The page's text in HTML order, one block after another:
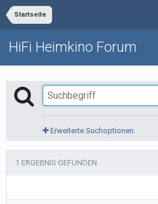
Startseite
HiFi Heimkino Forum
Erweiterte Suchoptionen
1 ERGEBNIS GEFUNDEN